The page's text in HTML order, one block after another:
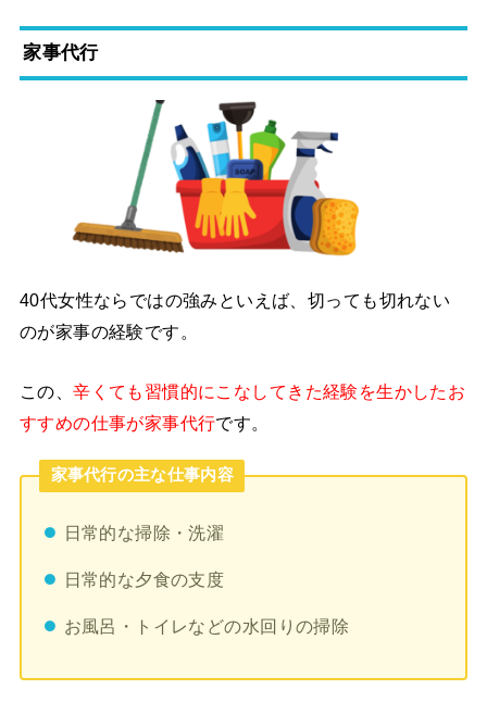
家事代行
40代女性ならではの強みといえば、切っても切れない
のが家事の経験です。
この、辛くても習慣的にこなしてきた経験を生かしたお
すすめの仕事が家事代行です。
家事代行の主な仕事内容
日常的な掃除・洗濯
日常的な夕食の支度
お風呂・トイレなどの水回りの掃除